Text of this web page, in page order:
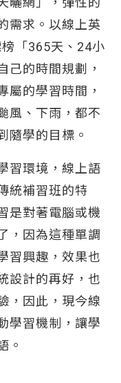
需求。以線上英
「365天、24小
己的時間規劃，
屬的學習時間，
風、下雨，都不
隨學的目標。
習環境，線上語
統補習班的特
是對著電腦或機
，因為這種單調
習興趣，效果也
設計的再好，也
，因此，現今線
學習機制，讓學
。